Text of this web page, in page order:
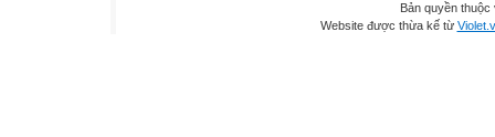
Bản quyền
Website được thừa kế từ